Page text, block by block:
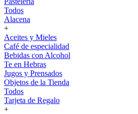
Todos
Alacena
+
Aceites y Mieles
Café de especialidad
Bebidas con Alcohol
Te en Hebras
Jugos y Prensados
Objetos de la Tienda
Todos
Tarjeta de Regalo
+